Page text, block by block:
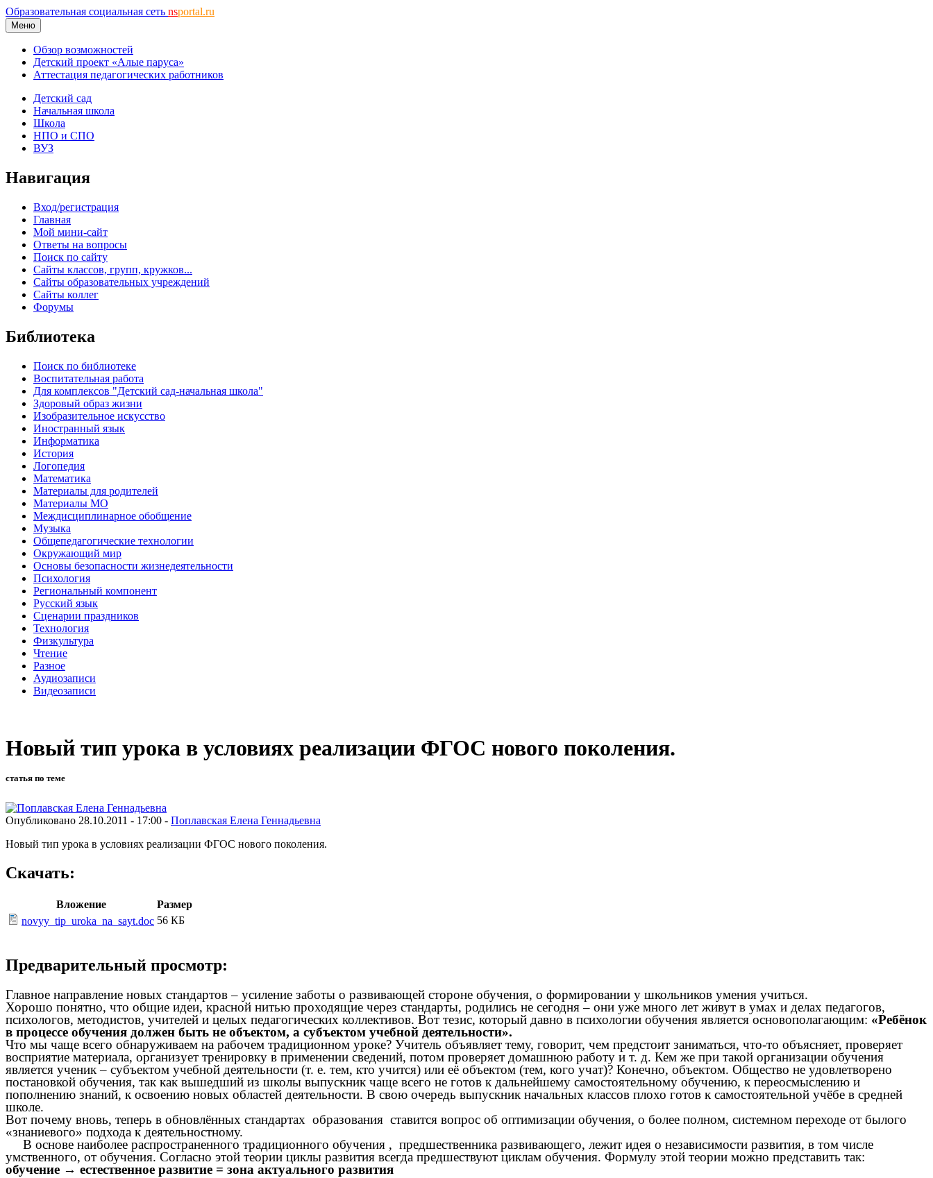
Образовательная социальная сеть nsportal.ru
Меню
Обзор возможностей
Детский проект «Алые паруса»
Аттестация педагогических работников
Детский сад
Начальная школа
Школа
НПО и СПО
ВУЗ
Навигация
Вход/регистрация
Главная
Мой мини-сайт
Ответы на вопросы
Поиск по сайту
Сайты классов, групп, кружков...
Сайты образовательных учреждений
Сайты коллег
Форумы
Библиотека
Поиск по библиотеке
Воспитательная работа
Для комплексов "Детский сад-начальная школа"
Здоровый образ жизни
Изобразительное искусство
Иностранный язык
Информатика
История
Логопедия
Математика
Материалы для родителей
Материалы МО
Междисциплинарное обобщение
Музыка
Общепедагогические технологии
Окружающий мир
Основы безопасности жизнедеятельности
Психология
Региональный компонент
Русский язык
Сценарии праздников
Технология
Физкультура
Чтение
Разное
Аудиозаписи
Видеозаписи
Новый тип урока в условиях реализации ФГОС нового поколения.
статья по теме
Опубликовано 28.10.2011 - 17:00 - Поплавская Елена Геннадьевна
Новый тип урока в условиях реализации ФГОС нового поколения.
Скачать:
Вложение
Размер
novyy_tip_uroka_na_sayt.doc 56 КБ
Предварительный просмотр:
Главное направление новых стандартов – усиление заботы о развивающей стороне обучения, о формировании у школьников умения учиться.
Хорошо понятно, что общие идеи, красной нитью проходящие через стандарты, родились не сегодня – они уже много лет живут в умах и делах педагогов,
психологов, методистов, учителей и целых педагогических коллективов. Вот тезис, который давно в психологии обучения является основополагающим: «Ребёнок
в процессе обучения должен быть не объектом, а субъектом учебной деятельности».
Что мы чаще всего обнаруживаем на рабочем традиционном уроке? Учитель объявляет тему, говорит, чем предстоит заниматься, что-то объясняет, проверяет
восприятие материала, организует тренировку в применении сведений, потом проверяет домашнюю работу и т. д. Кем же при такой организации обучения
является ученик – субъектом учебной деятельности (т. е. тем, кто учится) или её объектом (тем, кого учат)? Конечно, объектом. Общество не удовлетворено
постановкой обучения, так как вышедший из школы выпускник чаще всего не готов к дальнейшему самостоятельному обучению, к переосмыслению и
пополнению знаний, к освоению новых областей деятельности. В свою очередь выпускник начальных классов плохо готов к самостоятельной учёбе в средней
школе.
Вот почему вновь, теперь в обновлённых стандартах образования ставится вопрос об оптимизации обучения, о более полном, системном переходе от былого
«знаниевого» подхода к деятельностному.
В основе наиболее распространенного традиционного обучения , предшественника развивающего, лежит идея о независимости развития, в том числе
умственного, от обучения. Согласно этой теории циклы развития всегда предшествуют циклам обучения. Формулу этой теории можно представить так:
обучение → естественное развитие = зона актуального развития